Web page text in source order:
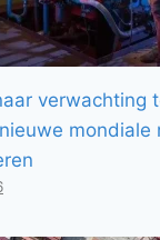
verwachting
mondiale